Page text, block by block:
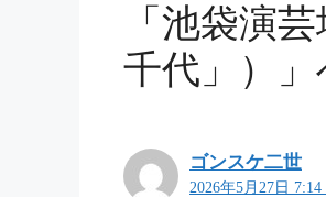
「池袋演
千代」）
ゴンスケ二世
2026年5月27日 7:14